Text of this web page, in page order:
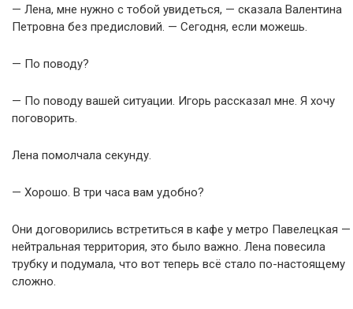
— Лена, мне нужно с тобой увидеться, — сказала Валентина
Петровна без предисловий. — Сегодня, если можешь.
— По поводу?
— По поводу вашей ситуации. Игорь рассказал мне. Я хочу
поговорить.
Лена помолчала секунду.
— Хорошо. В три часа вам удобно?
Они договорились встретиться в кафе у метро Павелецкая —
нейтральная территория, это было важно. Лена повесила
трубку и подумала, что вот теперь всё стало по-настоящему
сложно.